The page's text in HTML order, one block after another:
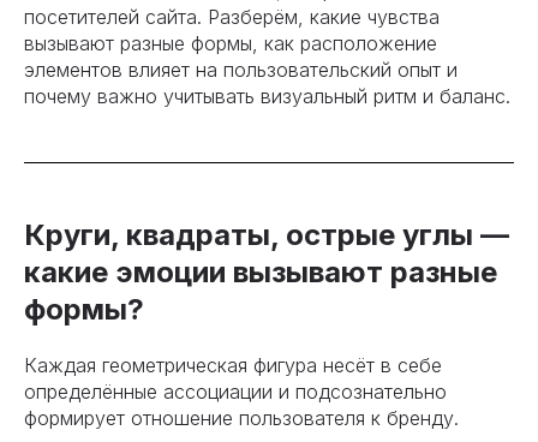
посетителей сайта. Разберём, какие чувства
вызывают разные формы, как расположение
элементов влияет на пользовательский опыт и
почему важно учитывать визуальный ритм и баланс.
Круги, квадраты, острые углы —
какие эмоции вызывают разные
формы?
Каждая геометрическая фигура несёт в себе
определённые ассоциации и подсознательно
формирует отношение пользователя к бренду.